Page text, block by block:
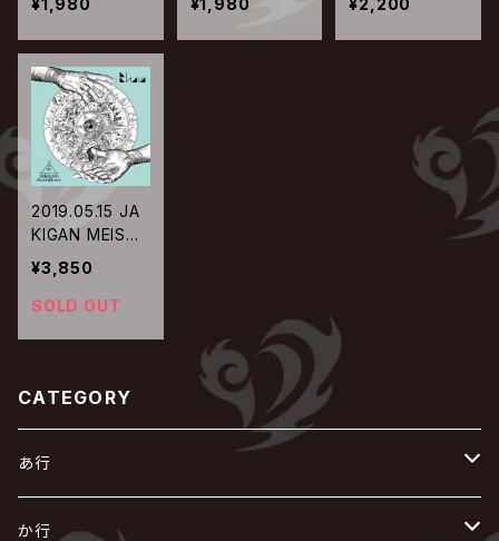
PE-A】
¥1,980
PE-B】
¥1,980 ¥2,200
2019.05.15 JA
KIGAN MEISTE
R / Bhava
¥3,850
SOLD OUT
CATEGORY
あ行
あ
か行